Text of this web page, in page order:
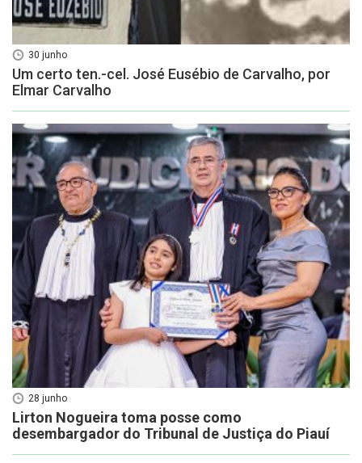
30 junho
Um certo ten.-cel. José Eusébio de Carvalho, por
Elmar Carvalho
28 junho
Lirton Nogueira toma posse como
desembargador do Tribunal de Justiça do Piauí